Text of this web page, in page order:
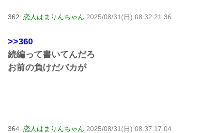
362: 恋人はまりんちゃん 2025/08/31(日) 08:32:21.36
>>360
続編って書いてんだろ
お前の負けだバカが
364: 恋人はまりんちゃん 2025/08/31(日) 08:37:17.04